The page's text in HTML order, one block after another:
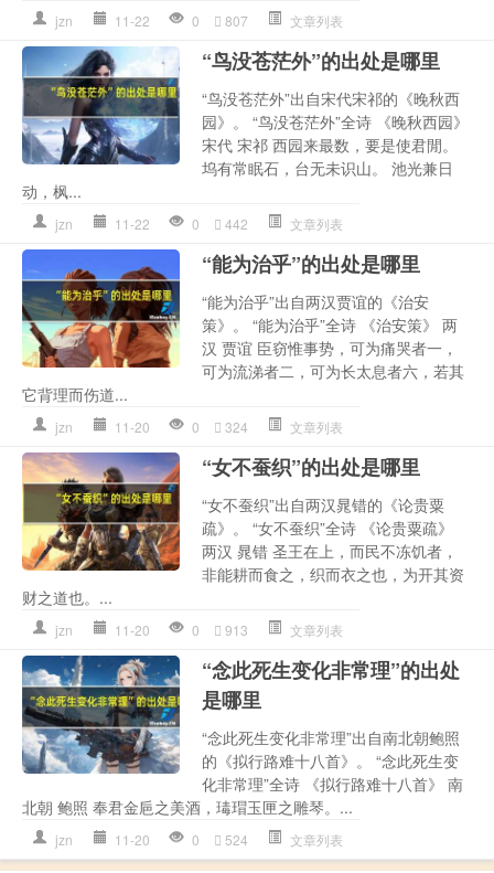
jzn 11-22 0 807 文章列表
“鸟没苍茫外”的出处是哪里
“鸟没苍茫外”出自宋代宋祁的《晚秋西
园》。 “鸟没苍茫外”全诗 《晚秋西园》
宋代 宋祁 西园来最数，要是使君閒。
坞有常眠石，台无未识山。 池光兼日
动，枫...
jzn 11-22 0 442 文章列表
“能为治乎”的出处是哪里
“能为治乎”出自两汉贾谊的《治安
策》。 “能为治乎”全诗 《治安策》 两
汉 贾谊 臣窃惟事势，可为痛哭者一，
可为流涕者二，可为长太息者六，若其
它背理而伤道...
jzn 11-20 0 324 文章列表
“女不蚕织”的出处是哪里
“女不蚕织”出自两汉晁错的《论贵粟
疏》。 “女不蚕织”全诗 《论贵粟疏》
两汉 晁错 圣王在上，而民不冻饥者，
非能耕而食之，织而衣之也，为开其资
财之道也。...
jzn 11-20 0 913 文章列表
“念此死生变化非常理”的出处
是哪里
“念此死生变化非常理”出自南北朝鲍照
的《拟行路难十八首》。 “念此死生变
化非常理”全诗 《拟行路难十八首》 南
北朝 鲍照 奉君金巵之美酒，瑇瑁玉匣之雕琴。...
jzn 11-20 0 524 文章列表